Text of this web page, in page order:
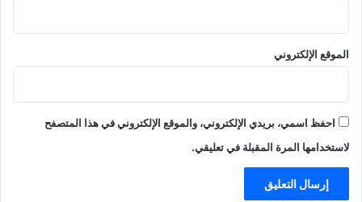
الموقع الإلكتروني
احفظ اسمي، بريدي الإلكتروني، والموقع الإلكتروني في هذا المتصفح
لاستخدامها المرة المقبلة في تعليقي.